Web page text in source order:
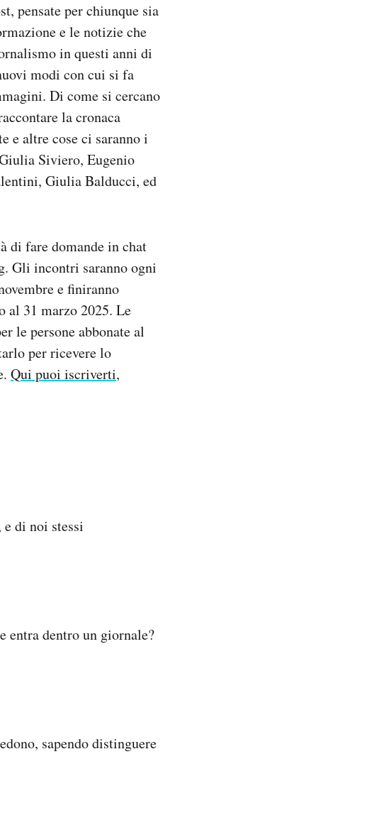
pensate per chiunque sia
e le notizie che
in questi anni di
modi con cui si fa
Di come si cercano
la cronaca
e altre cose ci saranno i
Siviero, Eugenio
Giulia Balducci, ed
di fare domande in chat
Gli incontri saranno ogni
e finiranno
al 31 marzo 2025. Le
le persone abbonate al
per ricevere lo
Qui puoi iscriverti,
di noi stessi
entra dentro un giornale?
sapendo distinguere